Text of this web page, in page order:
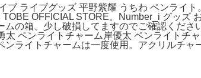
ブ ライブグッズ 平野紫耀 うちわ ペンライ
OFFICIAL STORE。Number_i グッズ
の箱、少し破損してますのでご確認くだ
ペンライトチャーム岸優太 ペンライトチ
ンライトチャームは一度使用。アクリルチ